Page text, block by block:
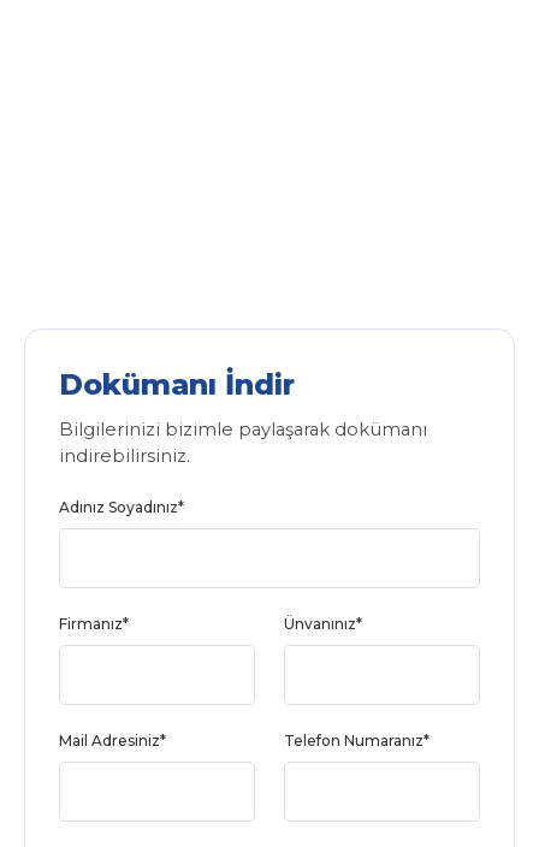
Dokümanı İndir
Bilgilerinizi bizimle paylaşarak dokümanı
indirebilirsiniz.
Adınız Soyadınız*
Firmanız* Ünvanınız*
Mail Adresiniz* Telefon Numaranız*